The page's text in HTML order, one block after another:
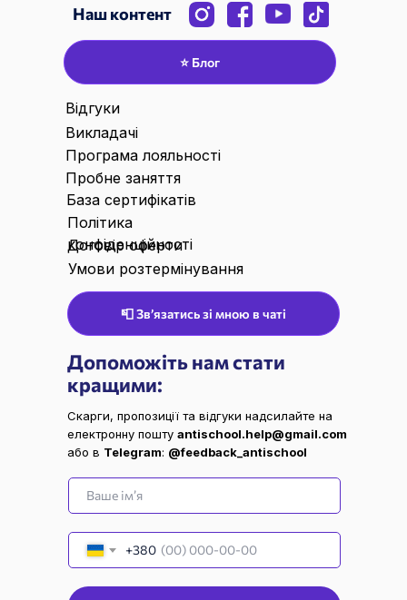
Допоможіть нам стати
кращими:
Ваше ім’я
+380
📮 Звʼязатись зі мною в чаті
Наш контент
⭐ Блог
Відгуки
Викладачі
Пробне заняття
База сертифікатів
Програма лояльності
Політика
конфіденційності
Договір оферти
Умови розтермінування
Скарги, пропозиції та відгуки надсилайте на
електронну пошту antischool.help@gmail.com
або в Telegram: @feedback_antischool